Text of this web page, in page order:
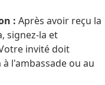
: Après avoir reçu la
signez-la et
invité doit
l'ambassade ou au